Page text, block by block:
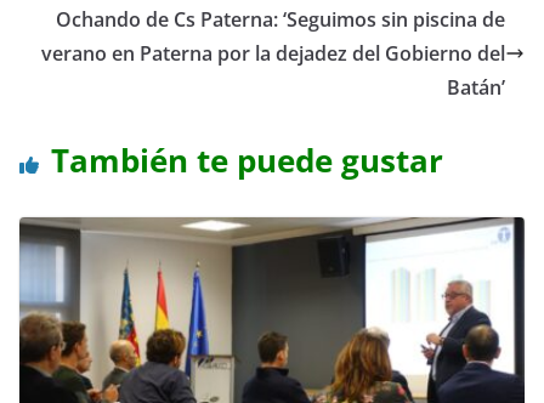
Ochando de Cs Paterna: ‘Seguimos sin piscina de
verano en Paterna por la dejadez del Gobierno del
Batán’
También te puede gustar